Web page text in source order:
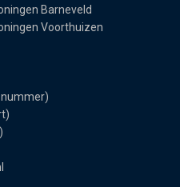
Barneveld
Voorthuizen